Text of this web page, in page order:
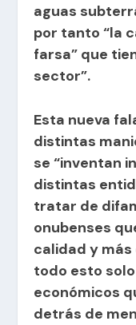
aguas
por tanto “la
farsa” que
sector”.
Esta nueva
distintas
se “inventan
distintas
tratar de
onubenses
calidad y
todo esto
económicos
detrás de